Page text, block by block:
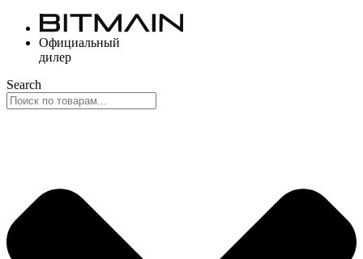
Перейти
содержимому
Официальный
дилер
Search